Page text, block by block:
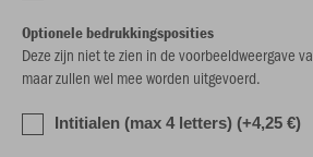
Optionele bedrukkingsposities
Deze zijn niet te zien in de voorbeeldweergave
maar zullen wel mee worden uitgevoerd.
Intitialen (max 4 letters) (+4,25 €)